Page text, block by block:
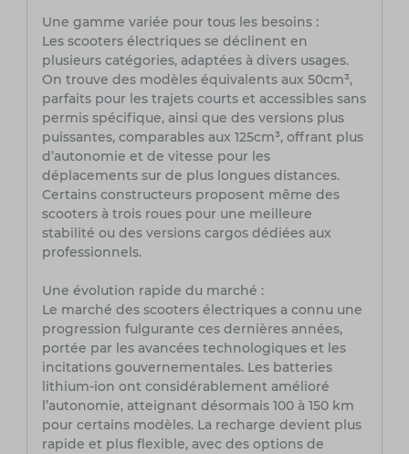
Une gamme variée pour tous les besoins :
Les scooters électriques se déclinent en
plusieurs catégories, adaptées à divers usages.
On trouve des modèles équivalents aux 50cm³,
parfaits pour les trajets courts et accessibles sans
permis spécifique, ainsi que des versions plus
puissantes, comparables aux 125cm³, offrant plus
d’autonomie et de vitesse pour les
déplacements sur de plus longues distances.
Certains constructeurs proposent même des
scooters à trois roues pour une meilleure
stabilité ou des versions cargos dédiées aux
professionnels.
Une évolution rapide du marché :
Le marché des scooters électriques a connu une
progression fulgurante ces dernières années,
portée par les avancées technologiques et les
incitations gouvernementales. Les batteries
lithium-ion ont considérablement amélioré
l’autonomie, atteignant désormais 100 à 150 km
pour certains modèles. La recharge devient plus
rapide et plus flexible, avec des options de